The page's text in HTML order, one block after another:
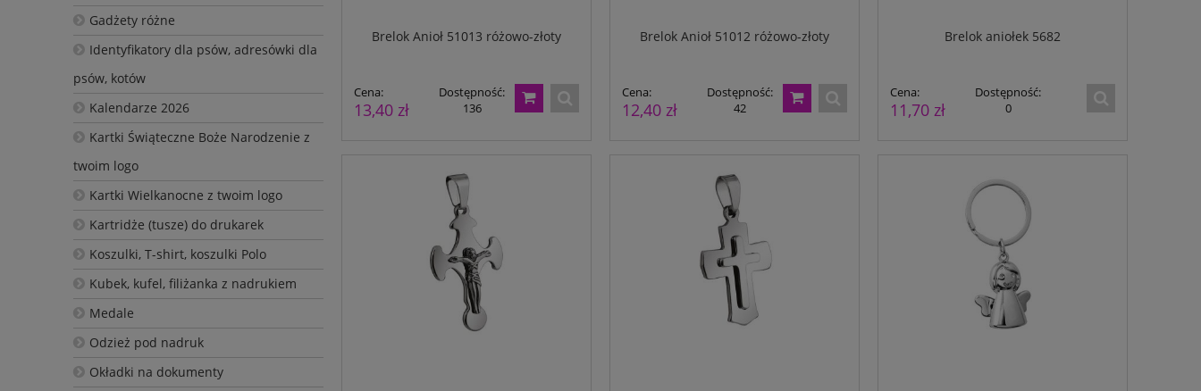
Gadżety różne
Identyfikatory dla psów, adresówki dla
psów, kotów
Kalendarze 2026
Kartki Świąteczne Boże Narodzenie z
twoim logo
Kartki Wielkanocne z twoim logo
Kartridże (tusze) do drukarek
Koszulki, T-shirt, koszulki Polo
Kubek, kufel, filiżanka z nadrukiem
Medale
Odzież pod nadruk
Okładki na dokumenty
Brelok Anioł 51013 różowo-złoty
Cena:
13,40 zł
Dostępność:
136
Brelok Anioł 51012 różowo-złoty
Cena:
12,40 zł
Dostępność:
42
Brelok aniołek 5682
Cena:
11,70 zł
Dostępność:
0